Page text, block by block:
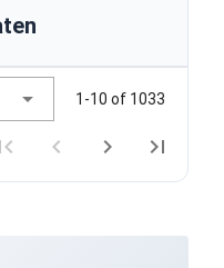
1-10 of 1033